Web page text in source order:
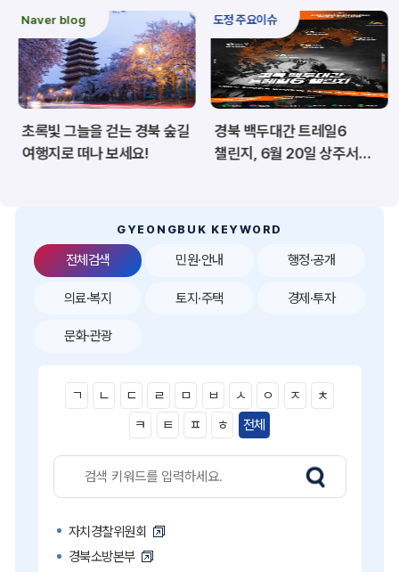
보건·복지/여성/장애인 문화/관광/음식
재난/안전/재해 산업/토지/주택
환경 시험정보
공공데이터&통계
Naver blog
초록빛 그늘을 걷는 경북 숲길
여행지로 떠나 보세요!
도정 주요이슈
경북 백두대간 트레일6
챌린지, 6월 20일 상주서
GYEONGBUK KEYWORD
전체검색
ㄱ ㄴ ㄷ ㄹ ㅁ ㅂ ㅅ ㅇ ㅈ
ㅊ
ㅋ
ㅌ ㅍ ㅎ 전체
자치경찰위원회
경북소방본부
민원·안내 행정·공개
의료·복지 토지·주택 경제·투자
문화·관광